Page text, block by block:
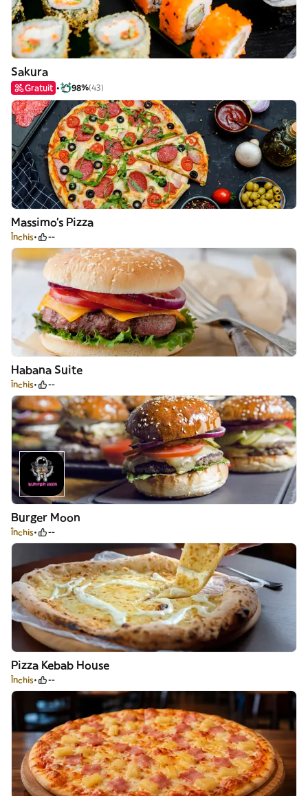
Sakura
Gratuit 98%(43)
Massimo's Pizza
Închis --
Habana Suite
Închis --
Burger Moon
Închis --
Pizza Kebab House
Închis --